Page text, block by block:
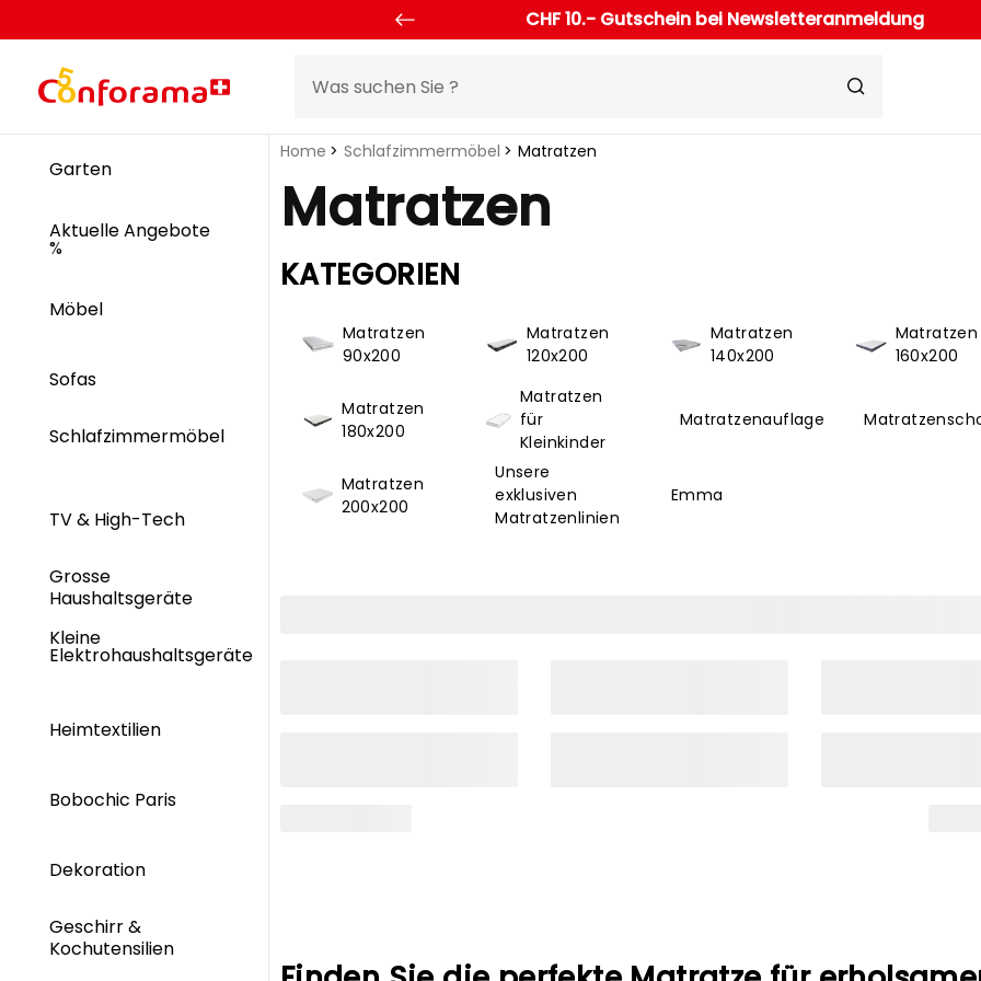
CHF 10.- Gutschein bei Newsletteranmeldung
Garten
Aktuelle Angebote
%
Möbel
Sofas
Schlafzimmermöbel
TV & High-Tech
Grosse
Haushaltsgeräte
Kleine
Elektrohaushaltsgeräte
Heimtextilien
Bobochic Paris
Dekoration
Geschirr &
Kochutensilien
Home Schlafzimmermöbel Matratzen
Matratzen
KATEGORIEN
Matratzen
90x200
Matratzen
120x200
Matratzen
140x200
Matratzen
160x200
Matratzen
180x200
Matratzen
für
Kleinkinder
Matratzenauflage
Matratzen
200x200
Unsere
exklusiven
Matratzenlinien
Emma